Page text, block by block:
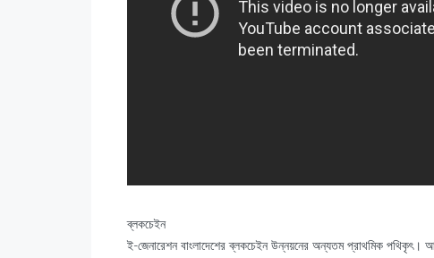
ব্লকচেইন
ই-জেনারেশন বাংলাদেশের ব্লকচেইন উন্নয়নের অন্যতম প্রাথমিক পথিকৃৎ।